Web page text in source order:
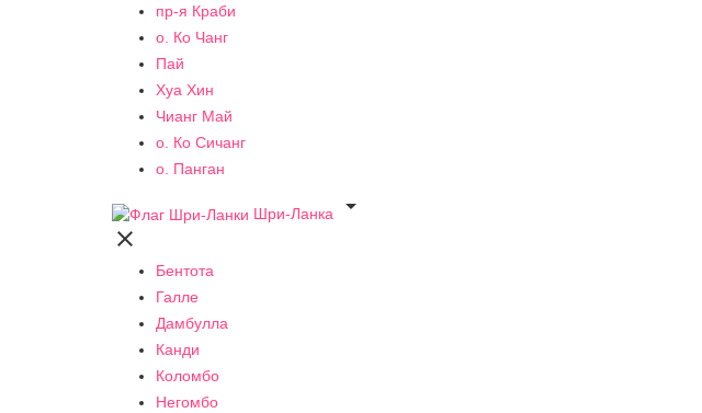
пр-я Краби
о. Ко Чанг
Пай
Хуа Хин
Чианг Май
о. Ко Сичанг
о. Панган
Шри-Ланка


Бентота
Галле
Дамбулла
Канди
Коломбо
Негомбо